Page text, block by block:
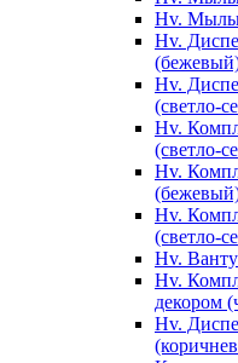
Hv.
Hv.
Hv.
(светло-
Hv.
(светло-
Hv.
Hv.
(светло-
Hv.
Hv.
декором
Hv.